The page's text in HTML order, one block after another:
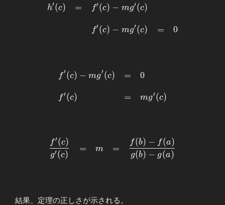
\begin{array}
\displaystyle
(c) \\ \\
&&f^{\prime}(c)-
mg^{\prime}
(c)&=&0
h′(c) = f′(c) − mg′(c)
f′(c) − mg′(c) = 0
\begin{array}{llllll}
f^{\prime}(c)-
(c)&=&mg^{\prime}
(c) \end{array}
f′(c) − mg′(c)
f′(c)
=
=
0
mg′(c)
\begin{array}{llllll} \displaystyle
\frac{f^{\prime}(c)}{g^{\prime}
g′(c)
f′(c)
= m =
g(b) − g(a)
f(b) − f(a)
結果、定理の正しさが示される。